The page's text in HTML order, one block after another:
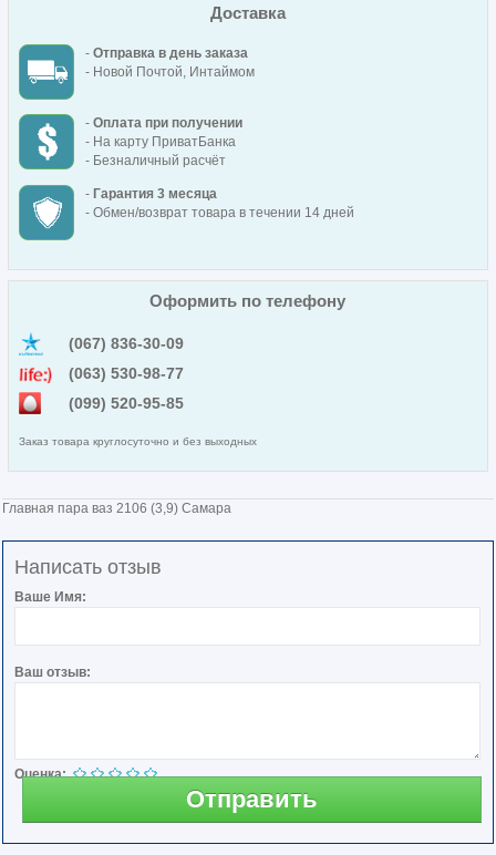
Доставка
- Отправка в день заказа
- Новой Почтой, Интаймом
- Оплата при получении
- На карту ПриватБанка
- Безналичный расчёт
- Гарантия 3 месяца
- Обмен/возврат товара в течении 14 дней
Оформить по телефону
(067) 836-30-09
(063) 530-98-77
(099) 520-95-85
Заказ товара круглосуточно и без выходных
Главная пара ваз 2106 (3,9) Самара
Написать отзыв
Ваше Имя:
Ваш отзыв:
Оценка:
Отправить